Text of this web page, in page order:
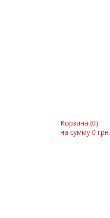
Корзина (0)
на сумму 0 грн.